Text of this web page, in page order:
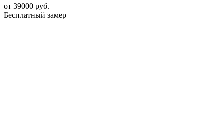
от 39000 руб.
Бесплатный замер